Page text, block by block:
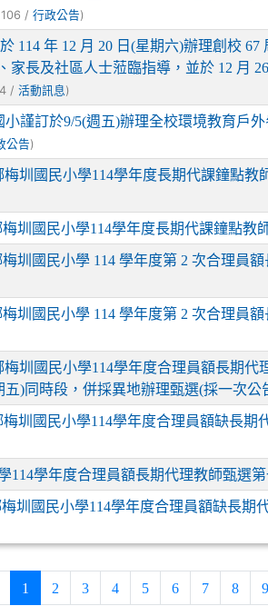
/行政公告)
114 年 12 月 20 日(星期六)辦理創校
家長及社區人士蒞臨指導，並於 12 月
/活動訊息 )
小謹訂於9/5(週五)辦理全校環境教育戶
公告)
梅圳國民小學114學年度長期代課鐘點教
圳國民小學114學年度長期代課鐘點教
圳國民小學 114 學年度第 2 次合理員
圳國民小學 114 學年度第 2 次合理員
梅圳國民小學114學年度合理員額長期代
)同時段，併採異地辦理甄選(採一次公
圳國民小學114學年度合理員額缺長期
114學年度合理員額長期代理教師甄選
圳國民小學114學年度合理員額缺長期
1 (current)
2 3 4 5 6 7 8 9